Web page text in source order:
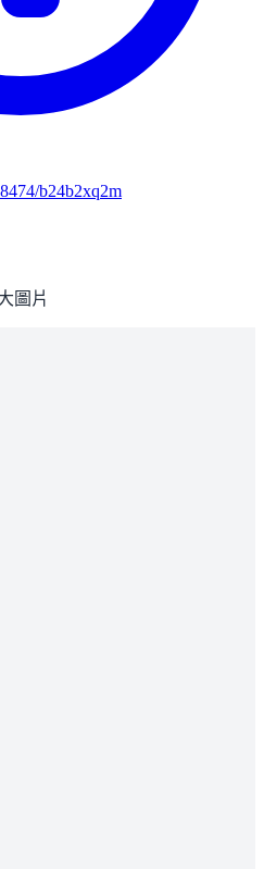
b24b2xq2m
圖片